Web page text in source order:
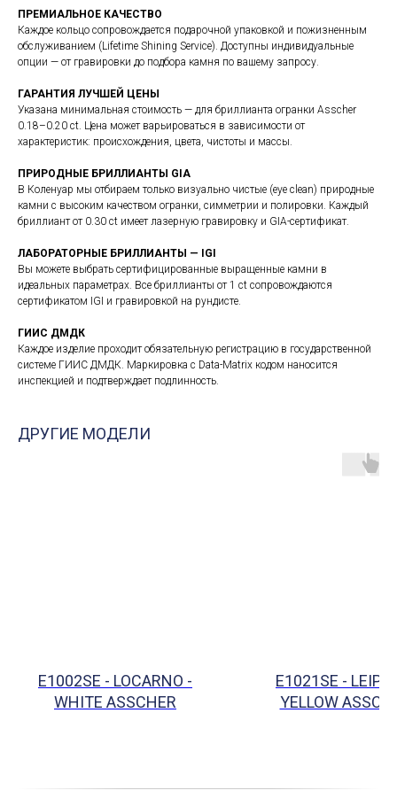
ПРЕМИАЛЬНОЕ КАЧЕСТВО
Каждое кольцо сопровождается подарочной упаковкой и пожизненным
обслуживанием (Lifetime Shining Service). Доступны индивидуальные
опции — от гравировки до подбора камня по вашему запросу.
ГАРАНТИЯ ЛУЧШЕЙ ЦЕНЫ
Указана минимальная стоимость — для бриллианта огранки Asscher
0.18–0.20 ct. Цена может варьироваться в зависимости от
характеристик: происхождения, цвета, чистоты и массы.
ПРИРОДНЫЕ БРИЛЛИАНТЫ GIA
В Коленуар мы отбираем только визуально чистые (eye clean) природные
камни с высоким качеством огранки, симметрии и полировки. Каждый
бриллиант от 0.30 ct имеет лазерную гравировку и GIA-сертификат.
ЛАБОРАТОРНЫЕ БРИЛЛИАНТЫ — IGI
Вы можете выбрать сертифицированные выращенные камни в
идеальных параметрах. Все бриллианты от 1 ct сопровождаются
сертификатом IGI и гравировкой на рундисте.
ГИИС ДМДК
Каждое изделие проходит обязательную регистрацию в государственной
системе ГИИС ДМДК. Маркировка с Data-Matrix кодом наносится
инспекцией и подтверждает подлинность.
ДРУГИЕ МОДЕЛИ
E1002SE - LOCARNO -
WHITE ASSCHER
E1021SE -
YELLOW